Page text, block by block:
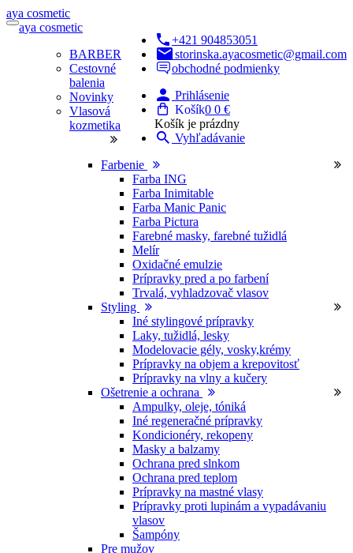
aya cosmetic
+421 904853051
storinska.ayacosmetic@gmail.com
obchodné podmienky
Prihlásenie
Košík0 0 €
Košík je prázdny
Vyhľadávanie
aya cosmetic
BARBER
Cestovné
balenia
Novinky
Vlasová
kozmetika
Farbenie
Farba ING
Farba Inimitable
Farba Manic Panic
Farba Pictura
Farebné masky, farebné tužidlá
Melír
Oxidačné emulzie
Prípravky pred a po farbení
Trvalá, vyhladzovač vlasov
Styling
Iné stylingové prípravky
Laky, tužidlá, lesky
Modelovacie gély, vosky,krémy
Prípravky na objem a krepovitosť
Prípravky na vlny a kučery
Ošetrenie a ochrana
Ampulky, oleje, tóniká
Iné regeneračné prípravky
Kondicionéry, rekopeny
Masky a balzamy
Ochrana pred slnkom
Ochrana pred teplom
Prípravky na mastné vlasy
Prípravky proti lupinám a vypadávaniu
vlasov
Šampóny
Pre mužov